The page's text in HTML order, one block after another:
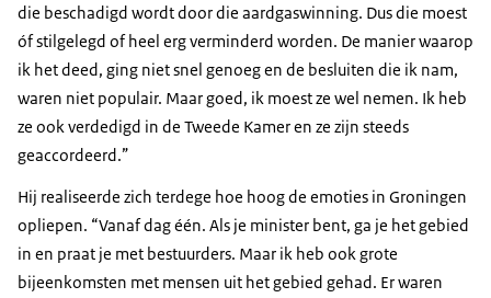
die beschadigd wordt door die aardgaswinning. Dus die moest
óf stilgelegd of heel erg verminderd worden. De manier waarop
ik het deed, ging niet snel genoeg en de besluiten die ik nam,
waren niet populair. Maar goed, ik moest ze wel nemen. Ik heb
ze ook verdedigd in de Tweede Kamer en ze zijn steeds
geaccordeerd.”
Hij realiseerde zich terdege hoe hoog de emoties in Groningen
opliepen. “Vanaf dag één. Als je minister bent, ga je het gebied
in en praat je met bestuurders. Maar ik heb ook grote
bijeenkomsten met mensen uit het gebied gehad. Er waren